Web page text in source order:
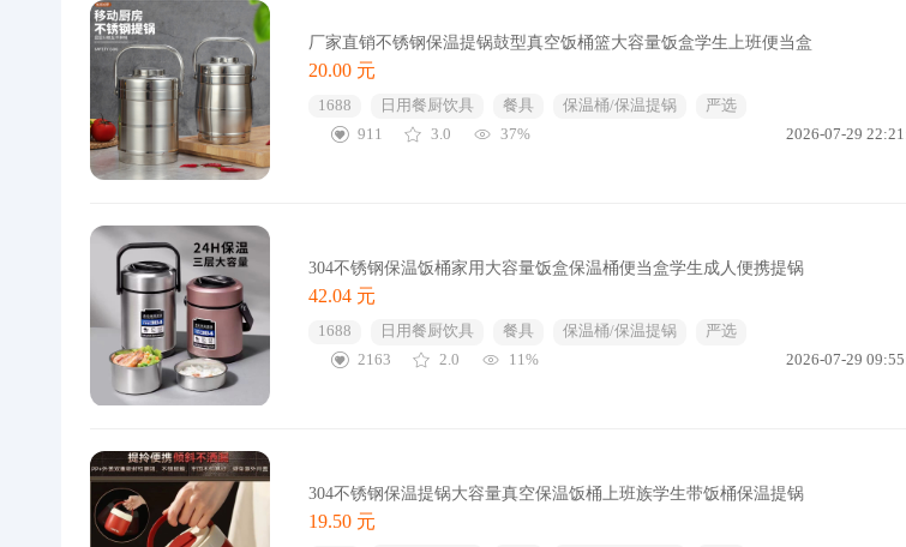
厂家直销不锈钢保温提锅鼓型真空饭桶篮大容量饭盒学生上班便当盒
20.00 元
1688 日用餐厨饮具 餐具 保温桶/保温提锅
严选
911
3.0 37% 2026-07-29
304不锈钢保温饭桶家用大容量饭盒保温桶便当盒学生成人便携提锅
42.04 元
1688 日用餐厨饮具 餐具 保温桶/保温提锅
严选
2163
2.0 11% 2026-07-29
304不锈钢保温提锅大容量真空保温饭桶上班族学生带饭桶保温提锅
19.50 元